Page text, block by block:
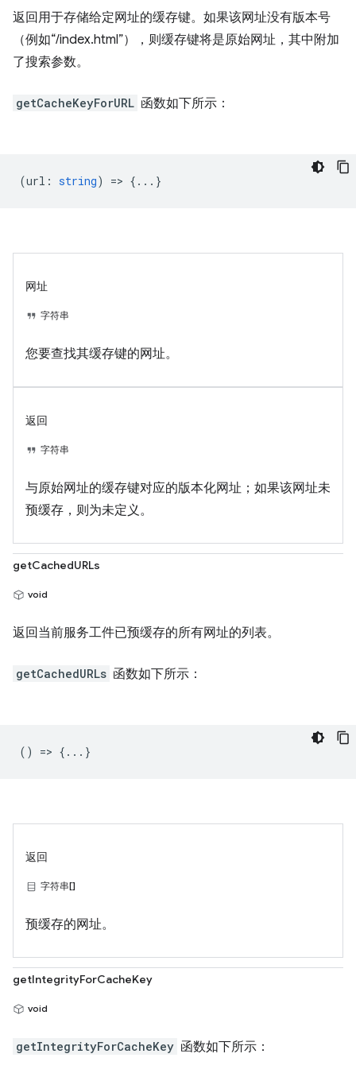
返回用于存储给定网址的缓存键。如果该网址没有版本号
（例如“/index.html”），则缓存键将是原始网址，其中附加
了搜索参数。
getCacheKeyForURL 函数如下所示：
(url : string) => {...}
网址
字符串
您要查找其缓存键的网址。
返回
字符串
与原始网址的缓存键对应的版本化网址；如果该网址未
预缓存，则为未定义。
getCachedURLs
void
返回当前服务工件已预缓存的所有网址的列表。
getCachedURLs 函数如下所示：
() => {...}
返回
字符串[]
预缓存的网址。
getIntegrityForCacheKey
void
getIntegrityForCacheKey 函数如下所示：